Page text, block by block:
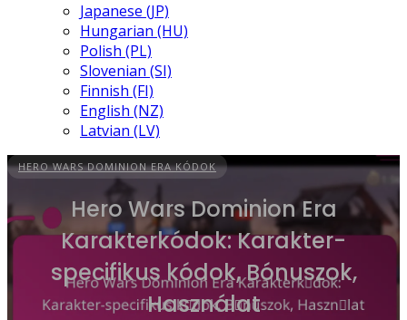
Japanese (JP)
Hungarian (HU)
Polish (PL)
Slovenian (SI)
Finnish (FI)
English (NZ)
Latvian (LV)
HERO WARS DOMINION ERA KÓDOK
Hero Wars Dominion Era
Karakterkódok: Karakter-
specifikus kódok, Bónuszok,
Használat